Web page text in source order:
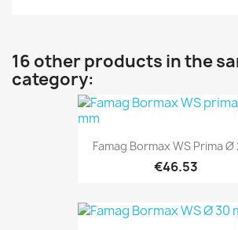
16 other products in the
category:
Famag Bormax WS Prima Ø
€46.53